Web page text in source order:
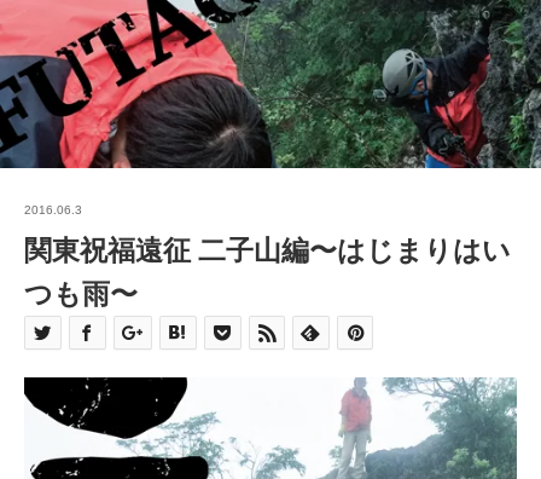
2016.06.3
関東祝福遠征 二子山編〜はじまりはい
つも雨〜